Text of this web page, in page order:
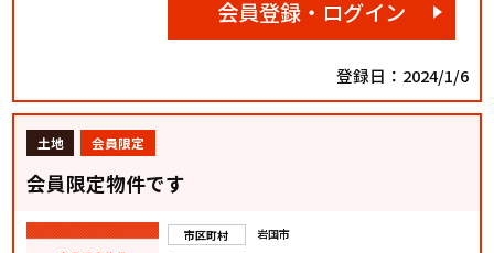
会員登録・ログイン
登録日：2024/1/6
土地 会員限定
会員限定物件です
市区町村
岩国市